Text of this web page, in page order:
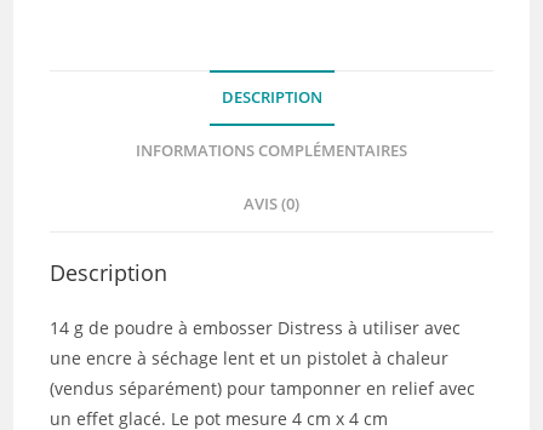
DESCRIPTION
INFORMATIONS COMPLÉMENTAIRES
AVIS (0)
Description
14 g de poudre à embosser Distress à utiliser avec
une encre à séchage lent et un pistolet à chaleur
(vendus séparément) pour tamponner en relief avec
un effet glacé. Le pot mesure 4 cm x 4 cm